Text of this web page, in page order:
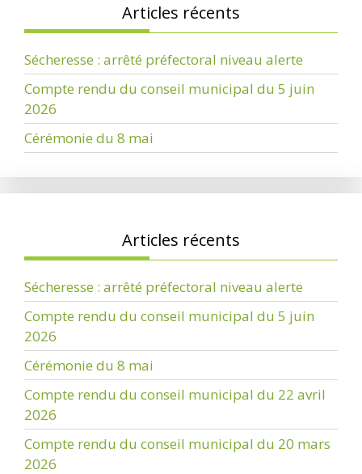
Articles récents
Sécheresse : arrêté préfectoral niveau alerte
Compte rendu du conseil municipal du 5 juin
2026
Cérémonie du 8 mai
Articles récents
Sécheresse : arrêté préfectoral niveau alerte
Compte rendu du conseil municipal du 5 juin
2026
Cérémonie du 8 mai
Compte rendu du conseil municipal du 22 avril
2026
Compte rendu du conseil municipal du 20 mars
2026